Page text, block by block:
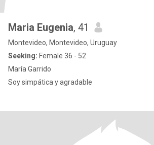
Maria Eugenia, 41
Montevideo, Montevideo, Uruguay
Seeking: Female 36 - 52
María Garrido
Soy simpática y agradable